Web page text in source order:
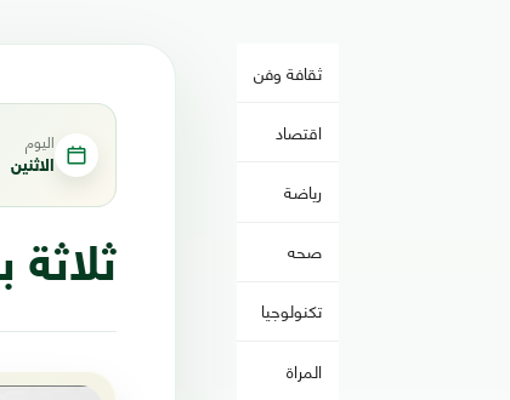
ثقافة وفن
اقتصاد
رياضة
صحه
تكنولوجيا
المراة
اليوم
الاثنين